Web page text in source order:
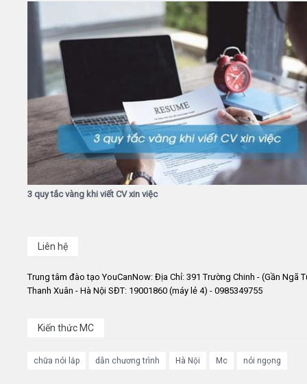
3 quy tắc vàng khi viết CV xin việc
Liên hệ
Trung tâm đào tạo YouCanNow: Địa Chỉ: 391 Trường Chinh - (Gần Ngã
Thanh Xuân - Hà Nội SĐT: 19001860 (máy lẻ 4) - 0985349755
Kiến thức MC
chữa nói lắp dẫn chương trình Hà Nội Mc nói ngọng